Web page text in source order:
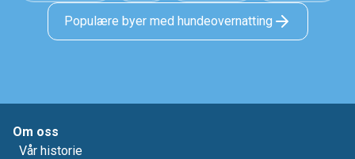
Populære byer med hundeovernatting
Om oss
Vår historie